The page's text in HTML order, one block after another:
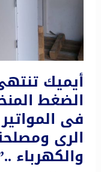
أيميك
الضغط
الرى
والكهرباء